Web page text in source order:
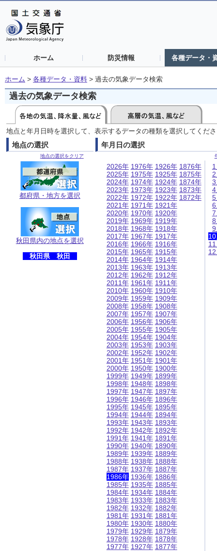
ホーム 防災情報 各種データ・
ホーム > 各種データ・資料 > 過去の気象データ検索
過去の気象データ検索
地点と年月日時を選択して、表示するデータの種類を選択してくだ
地点の選択
地点の選択をクリア
都府県・地方を選択
秋田県内の地点を選択
秋田県 秋田
年月日の選択
2026年
2025年
2024年
2023年
2022年
2021年
2020年
2019年
2018年
2017年
2016年
2015年
2014年
2013年
2012年
2011年
2010年
2009年
2008年
2007年
2006年
2005年
2004年
2003年
2002年
2001年
2000年
1999年
1998年
1997年
1996年
1995年
1994年
1993年
1992年
1991年
1990年
1989年
1988年
1987年
1986年
1985年
1984年
1983年
1982年
1981年
1980年
1979年
1978年
1977年
1976年
1975年
1974年
1973年
1972年
1971年
1970年
1969年
1968年
1967年
1966年
1965年
1964年
1963年
1962年
1961年
1960年
1959年
1958年
1957年
1956年
1955年
1954年
1953年
1952年
1951年
1950年
1949年
1948年
1947年
1946年
1945年
1944年
1943年
1942年
1941年
1940年
1939年
1938年
1937年
1936年
1935年
1934年
1933年
1932年
1931年
1930年
1929年
1928年
1927年
1926年
1925年
1924年
1923年
1922年
1921年
1920年
1919年
1918年
1917年
1916年
1915年
1914年
1913年
1912年
1911年
1910年
1909年
1908年
1907年
1906年
1905年
1904年
1903年
1902年
1901年
1900年
1899年
1898年
1897年
1896年
1895年
1894年
1893年
1892年
1891年
1890年
1889年
1888年
1887年
1886年
1885年
1884年
1883年
1882年
1881年
1880年
1879年
1878年
1877年
1876年
1875年
1874年
1873年
1872年